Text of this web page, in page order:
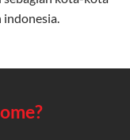
indonesia.